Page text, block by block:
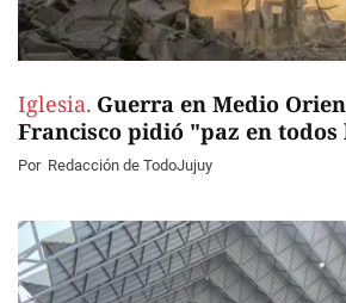
Iglesia. Guerra en Medio
Francisco pidió "paz en todos
Por Redacción de TodoJujuy